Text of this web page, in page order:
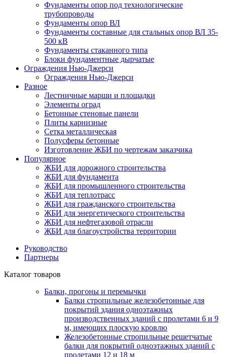
Фундаменты опор под технологические
трубопроводы
Фундаменты опор ВЛ
Фундаменты составные для стальных опор ВЛ 35-
500 кВ
Фундаменты стаканного типа
Блоки фундаментные дырчатые
Ограждения Нью-Джерси
Ограждения Нью-Джерси
Разное
Лестничные марши и площадки
Элементы оград
Бетонные стеновые панели
Плиты карнизные
Сетка металлическая
Полусферы бетонные
Изготовление ЖБИ по чертежам заказчика
Популярное
ЖБИ для дорожного строительства
ЖБИ для фундамента
ЖБИ для промышленного строительства
ЖБИ для теплотрасс
ЖБИ для гражданского строительства
ЖБИ для энергетического строительства
ЖБИ для нефтегазовой отрасли
ЖБИ для благоустройства территории
Руководство
Партнеры
Каталог товаров
Балки, прогоны и перемычки
Балки стропильные железобетонные для
покрытий здания одноэтажных
производственных зданий с пролетами 6 и 9
м, имеющих плоскую кровлю
Железобетонные стропильные решетчатые
балки для покрытий одноэтажных зданий с
пролетами 12 и 18 м